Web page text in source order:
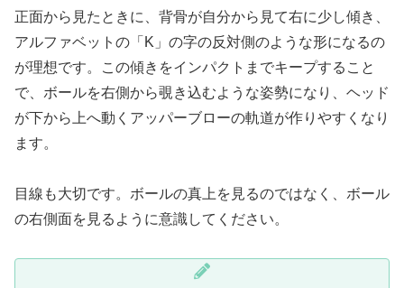
正面から見たときに、背骨が自分から見て右に少し傾き、
アルファベットの「K」の字の反対側のような形になるの
が理想です。この傾きをインパクトまでキープすること
で、ボールを右側から覗き込むような姿勢になり、ヘッド
が下から上へ動くアッパーブローの軌道が作りやすくなり
ます。
目線も大切です。ボールの真上を見るのではなく、ボール
の右側面を見るように意識してください。